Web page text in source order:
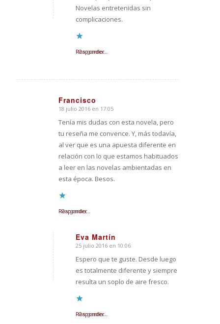
Novelas entretenidas sin
complicaciones.
Cargando...
Responder
Francisco
Dice:
18 julio 2016 en 17:05
Tenía mis dudas con esta novela, pero
tu reseña me convence. Y, más todavía,
al ver que es una apuesta diferente en
relación con lo que estamos habituados
a leer en las novelas ambientadas en
esta época. Besos.
Cargando...
Responder
Eva Martín
Dice:
25 julio 2016 en 10:06
Espero que te guste. Desde luego
es totalmente diferente y siempre
resulta un soplo de aire fresco.
Cargando...
Responder